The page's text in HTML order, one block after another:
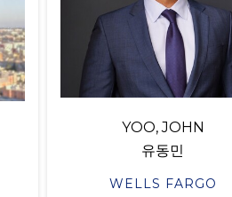
YOO, JOHN
유동민
WELLS FARGO